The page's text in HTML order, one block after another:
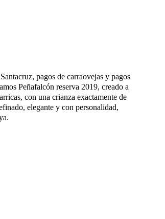
pagos de carraovejas y pagos
Peñafalcón reserva 2019, creado a
con una crianza exactamente de
elegante y con personalidad,